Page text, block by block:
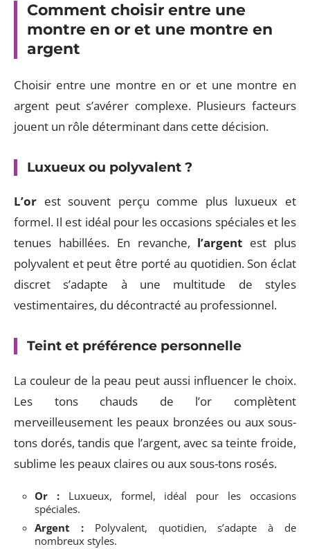
Comment choisir entre une
montre en or et une montre en
argent
Choisir entre une montre en or et une montre en
argent peut s’avérer complexe. Plusieurs facteurs
jouent un rôle déterminant dans cette décision.
Luxueux ou polyvalent ?
L’or est souvent perçu comme plus luxueux et
formel. Il est idéal pour les occasions spéciales et les
tenues habillées. En revanche, l’argent est plus
polyvalent et peut être porté au quotidien. Son éclat
discret s’adapte à une multitude de styles
vestimentaires, du décontracté au professionnel.
Teint et préférence personnelle
La couleur de la peau peut aussi influencer le choix.
Les tons chauds de l’or complètent
merveilleusement les peaux bronzées ou aux sous-
tons dorés, tandis que l’argent, avec sa teinte froide,
sublime les peaux claires ou aux sous-tons rosés.
Or :Luxueux, formel, idéal pour les occasions
spéciales.
Argent :Polyvalent, quotidien, s’adapte à de
nombreux styles.